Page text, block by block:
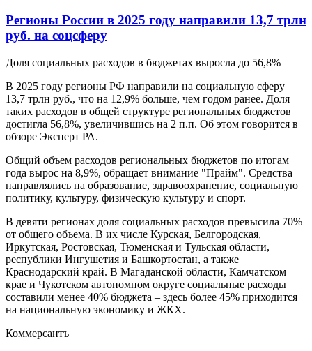
Регионы России в 2025 году направили 13,7 трлн
руб. на соцсферу
Доля социальных расходов в бюджетах выросла до 56,8%
В 2025 году регионы РФ направили на социальную сферу
13,7 трлн руб., что на 12,9% больше, чем годом ранее. Доля
таких расходов в общей структуре региональных бюджетов
достигла 56,8%, увеличившись на 2 п.п. Об этом говорится в
обзоре Эксперт РА.
Общий объем расходов региональных бюджетов по итогам
года вырос на 8,9%, обращает внимание "Прайм". Средства
направлялись на образование, здравоохранение, социальную
политику, культуру, физическую культуру и спорт.
В девяти регионах доля социальных расходов превысила 70%
от общего объема. В их числе Курская, Белгородская,
Иркутская, Ростовская, Тюменская и Тульская области,
республики Ингушетия и Башкортостан, а также
Краснодарский край. В Магаданской области, Камчатском
крае и Чукотском автономном округе социальные расходы
составили менее 40% бюджета – здесь более 45% приходится
на национальную экономику и ЖКХ.
Коммерсантъ